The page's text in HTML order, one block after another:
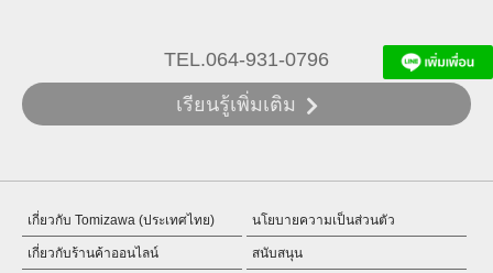
TEL.064-931-0796
เรียนรู้เพิ่มเติม
เกี่ยวกับ Tomizawa (ประเทศไทย) นโยบายความเป็นส่วนตัว
เกี่ยวกับร้านค้าออนไลน์ สนับสนุน